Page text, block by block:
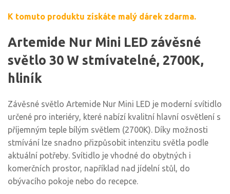
K tomuto produktu získáte malý dárek zdarma.
Artemide Nur Mini LED závěsné
světlo 30 W stmívatelné, 2700K,
hliník
Závěsné světlo Artemide Nur Mini LED je moderní svítidlo
určené pro interiéry, které nabízí kvalitní hlavní osvětlení s
příjemným teple bílým světlem (2700K). Díky možnosti
stmívání lze snadno přizpůsobit intenzitu světla podle
aktuální potřeby. Svítidlo je vhodné do obytných i
komerčních prostor, například nad jídelní stůl, do
obývacího pokoje nebo do recepce.